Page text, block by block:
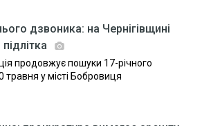
дзвоника: на Чернігівщині
продовжує пошуки 17-річного
травня у місті Бобровиця